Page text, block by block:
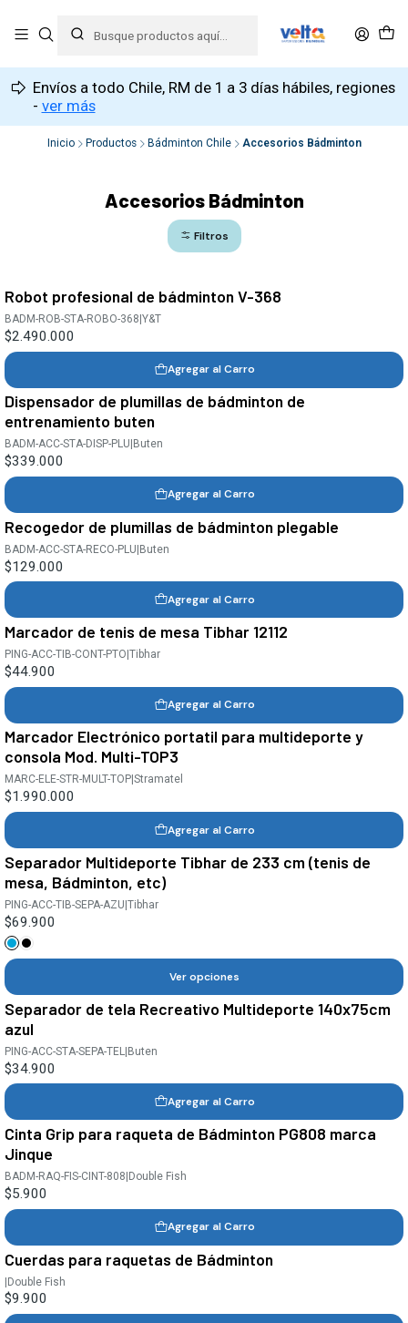
Envíos a todo Chile, RM de 1 a 3 días hábiles, regiones
- ver más
Inicio Productos Bádminton Chile Accesorios Bádminton
Accesorios Bádminton
Filtros
Robot profesional de bádminton V-368
BADM-ROB-STA-ROBO-368|Y&T
$2.490.000
Agregar al Carro
Dispensador de plumillas de bádminton de
entrenamiento buten
BADM-ACC-STA-DISP-PLU Buten
$339.000
Agregar al Carro
Recogedor de plumillas de bádminton plegable
BADM-ACC-STA-RECO-PLU|Buten
$129.000
Agregar al Carro
Marcador de tenis de mesa Tibhar 12112
PING-ACC-TIB-CONT-PTO |Tibhar
$44.900
Agregar al Carro
Marcador Electrónico portatil para multideporte y
consola Mod. Multi-TOP3
MARC-ELE-STR-MULT-TOP |Stramatel
$1.990.000
Agregar al Carro
Separador Multideporte Tibhar de 233 cm (tenis de
mesa, Bádminton, etc)
PING-ACC-TIB-SEPA-AZU|Tibhar
$69.900
Ver opciones
Separador de tela Recreativo Multideporte 140x75cm
azul
PING-ACC-STA-SEPA-TEL |Buten
$34.900
Agregar al Carro
Cinta Grip para raqueta de Bádminton PG808 marca
Jinque
BADM-RAQ-FIS-CINT-808 Double Fish
$5.900
Agregar al Carro
Cuerdas para raquetas de Bádminton
|Double Fish
$9.900